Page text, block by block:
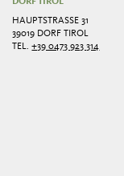
DORF TIROL
HAUPTSTRASSE 31
39019 DORF TIROL
TEL.+39 0473 923 314